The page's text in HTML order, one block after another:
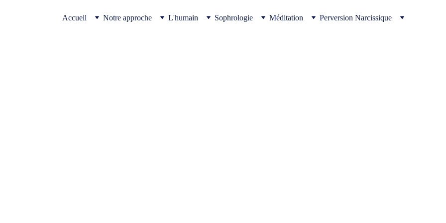
Accueil Notre approche L'humain Sophrologie Méditation Perversion Narcissique